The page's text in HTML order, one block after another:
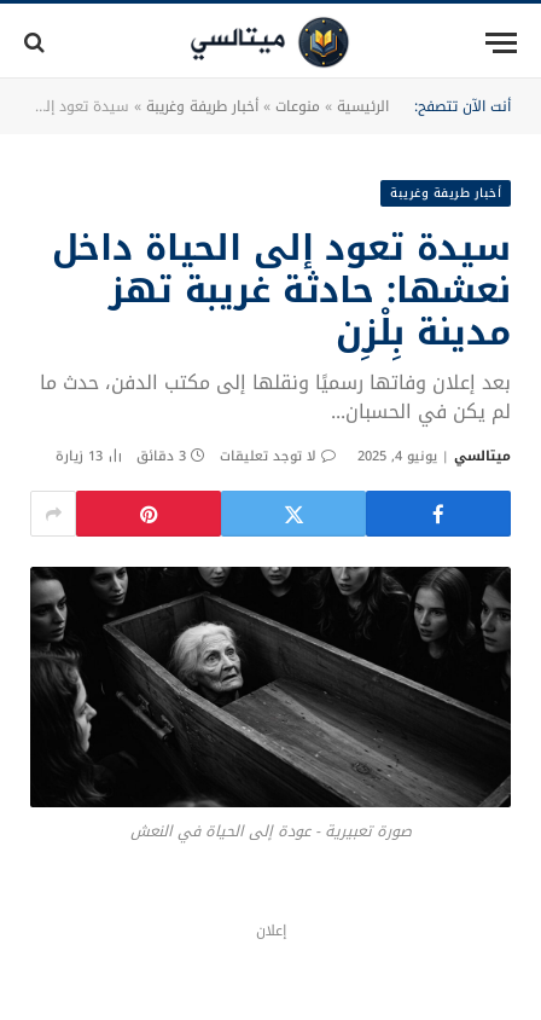
أنت الآن تتصفح: الرئيسية» منوعات»أخبار طريفة وغريبة» سيدة تعود إلى الحياة داخل نعشها: حادثة غريبة تهز مدينة بِلْزِن
أخبار طريفة وغريبة
سيدة تعود إلى الحياة داخل
نعشها: حادثة غريبة تهز
مدينة بِلْزِن
بعد إعلان وفاتها رسميًا ونقلها إلى مكتب الدفن، حدث ما
لم يكن في الحسبان...
ميتالسي يونيو 4, 2025 لا توجد تعليقات 3 دقائق 13 زيارة
صورة تعبيرية - عودة إلى الحياة في النعش
إعلان